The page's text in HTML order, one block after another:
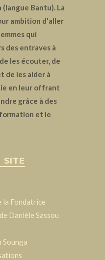
(langue Bantu). La
ambition d'aller
qui
des entraves à
les écouter, de
de les aider à
en leur offrant
grâce à des
et le
SITE
la Fondatrice
Danièle Sassou
Sounga